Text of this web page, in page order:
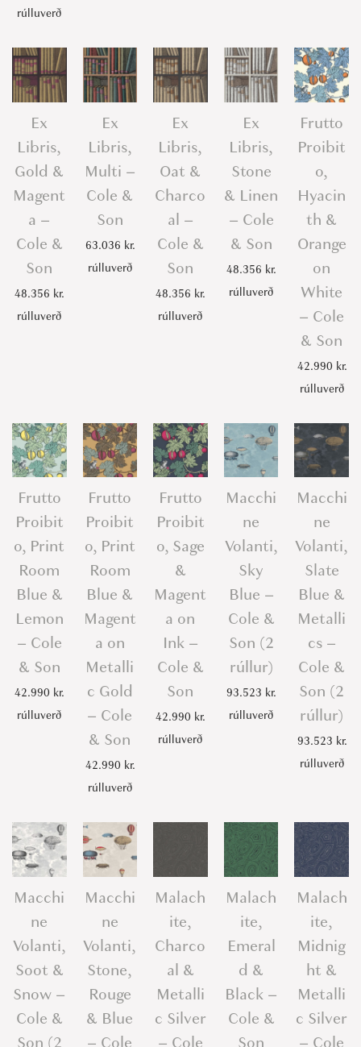
rúlluverð
Ex
Libris,
Gold &
Magent
a –
Cole &
Son
48.356 kr.
rúlluverð
Ex
Libris,
Multi –
Cole &
Son
63.036 kr.
rúlluverð
Ex
Libris,
Oat &
Charco
al –
Cole &
Son
48.356 kr.
rúlluverð
Ex
Libris,
Stone
& Linen
– Cole
& Son
48.356 kr.
rúlluverð
Frutto
Proibit
o,
Hyacin
th &
Orange
on
White
– Cole
& Son
42.990 kr.
rúlluverð
Frutto
Proibit
o, Print
Room
Blue &
Lemon
– Cole
& Son
42.990 kr.
rúlluverð
Frutto
Proibit
o, Print
Room
Blue &
Magent
a on
Metalli
c Gold
– Cole
& Son
42.990 kr.
rúlluverð
Frutto
Proibit
o, Sage
&
Magent
a on
Ink –
Cole &
Son
42.990 kr.
rúlluverð
Macchi
ne
Volanti,
Sky
Blue –
Cole &
Son (2
rúllur)
93.523 kr.
rúlluverð
Macchi
ne
Volanti,
Slate
Blue &
Metalli
cs –
Cole &
Son (2
rúllur)
93.523 kr.
rúlluverð
Macchi
ne
Volanti,
Soot &
Snow –
Cole &
Son (2
Macchi
ne
Volanti,
Stone,
Rouge
& Blue
– Cole
Malach
ite,
Charco
al &
Metalli
c Silver
– Cole
Malach
ite,
Emeral
d &
Black –
Cole &
Son
Malach
ite,
Midnig
ht &
Metalli
c Silver
– Cole